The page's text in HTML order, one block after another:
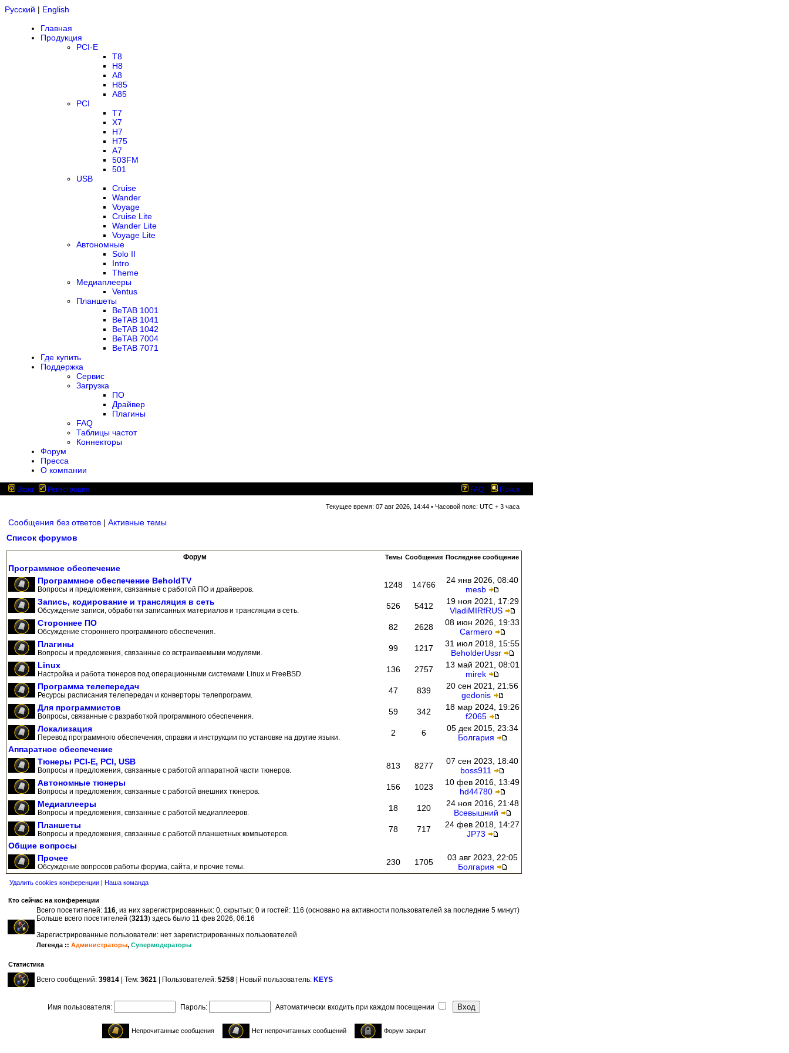
Русский | English
Главная
Продукция
PCI-E
T8
H8
A8
H85
A85
PCI
T7
X7
H7
H75
A7
503FM
501
USB
Cruise
Wander
Voyage
Cruise Lite
Wander Lite
Voyage Lite
Автономные
Solo II
Intro
Theme
Медиаплееры
Ventus
Планшеты
BeTAB 1001
BeTAB 1041
BeTAB 1042
BeTAB 7004
BeTAB 7071
Где купить
Поддержка
Сервис
Загрузка
ПО
Драйвер
Плагины
FAQ
Таблицы частот
Коннекторы
Форум
Пресса
О компании
Вход Регистрация FAQ Поиск
Текущее время: 07 авг 2026, 14:44 • Часовой пояс: UTC + 3 часа
Сообщения без ответов | Активные темы
Список форумов
Форум Темы Сообщения Последнее сообщение
Программное обеспечение
Программное обеспечение BeholdTV
Вопросы и предложения, связанные с работой ПО и драйверов. 1248 14766
24 янв 2026, 08:40
mesb
Запись, кодирование и трансляция в сеть
Обсуждение записи, обработки записанных материалов и трансляции в сеть. 526 5412
19 ноя 2021, 17:29
VladiMIRfRUS
Стороннее ПО
Обсуждение стороннего программного обеспечения. 82 2628
08 июн 2026, 19:33
Carmero
Плагины
Вопросы и предложения, связанные со встраиваемыми модулями. 99 1217
31 июл 2018, 15:55
BeholderUssr
Linux
Настройка и работа тюнеров под операционными системами Linux и FreeBSD. 136 2757
13 май 2021, 08:01
mirek
Программа телепередач
Ресурсы расписания телепередач и конверторы телепрограмм. 47 839
20 сен 2021, 21:56
gedonis
Для программистов
Вопросы, связанные с разработкой программного обеспечения. 59 342
18 мар 2024, 19:26
f2065
Локализация
Перевод программного обеспечения, справки и инструкции по установке на другие языки. 2 6
05 дек 2015, 23:34
Болгария
Аппаратное обеспечение
Тюнеры PCI-E, PCI, USB
Вопросы и предложения, связанные с работой аппаратной части тюнеров. 813 8277
07 сен 2023, 18:40
boss911
Автономные тюнеры
Вопросы и предложения, связанные с работой внешних тюнеров. 156 1023
10 фев 2016, 13:49
hd44780
Медиаплееры
Вопросы и предложения, связанные с работой медиаплееров. 18 120
24 ноя 2016, 21:48
Всевышний
Планшеты
Вопросы и предложения, связанные с работой планшетных компьютеров. 78 717
24 фев 2018, 14:27
JP73
Общие вопросы
Прочее
Обсуждение вопросов работы форума, сайта, и прочие темы. 230 1705
03 авг 2023, 22:05
Болгария
Удалить cookies конференции | Наша команда
Кто сейчас на конференции
Всего посетителей: 116, из них зарегистрированных: 0, скрытых: 0 и гостей: 116 (основано на активности пользователей за последние 5 минут)
Больше всего посетителей (3213) здесь было 11 фев 2026, 06:16
Зарегистрированные пользователи: нет зарегистрированных пользователей
Легенда :: Администраторы, Супермодераторы
Статистика
Всего сообщений: 39814 | Тем: 3621 | Пользователей: 5258 | Новый пользователь: KEYS
Имя пользователя: Пароль: Автоматически входить при каждом посещении
Непрочитанные сообщения Нет непрочитанных сообщений Форум закрыт